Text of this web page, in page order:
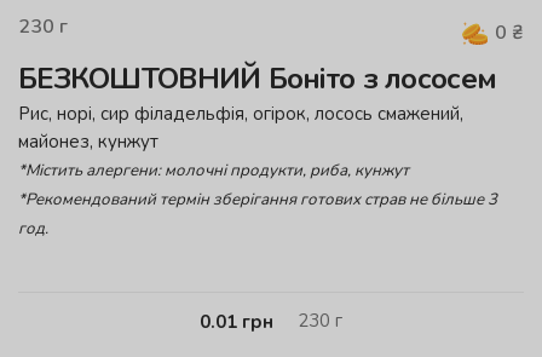
230 г 0 ₴
БЕЗКОШТОВНИЙ Боніто з лососем
Рис, норі, сир філадельфія, огірок, лосось смажений,
майонез, кунжут
*Містить алергени: молочні продукти, риба, кунжут
*Рекомендований термін зберігання готових страв не більше 3
год.
0.01 грн 230 г